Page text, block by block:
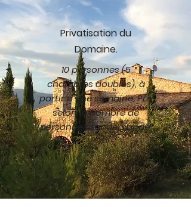
Privatisation du
Domaine.
10 personnes (5
chambres doubles), à
partir d´une semaine. Prix
selon le nombre de
personnes sur demande.